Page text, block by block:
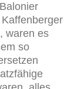
waren es
so